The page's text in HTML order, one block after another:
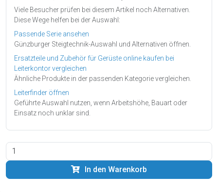
Viele Besucher prüfen bei diesem Artikel noch Alternativen.
Diese Wege helfen bei der Auswahl:
Passende Serie ansehen
Günzburger Steigtechnik-Auswahl und Alternativen öffnen.
Ersatzteile und Zubehör für Gerüste online kaufen bei
Leiterkontor vergleichen
Ähnliche Produkte in der passenden Kategorie vergleichen.
Leiterfinder öffnen
Geführte Auswahl nutzen, wenn Arbeitshöhe, Bauart oder
Einsatz noch unklar sind.
In den Warenkorb